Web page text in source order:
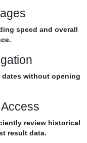
speed and overall
without opening
review historical
result data.